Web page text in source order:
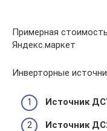
Примерная
Яндекс.маркет
Инверторные
Источник
Источник